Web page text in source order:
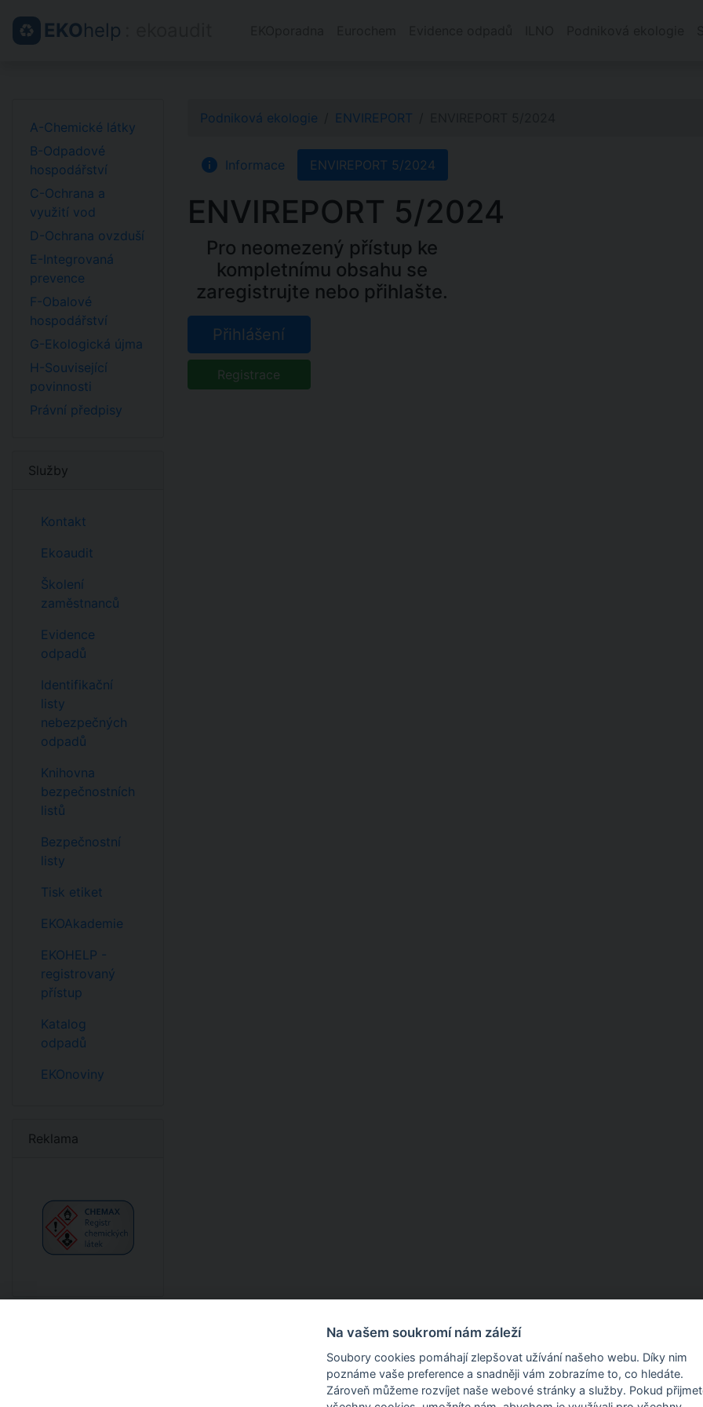
EKOhelp
A-Chemické látky
B-Odpadové
hospodářství
C-Ochrana a
využití vod
D-Ochrana ovzduší
E-Integrovaná
prevence
F-Obalové
hospodářství
G-Ekologická újma
H-Související
povinnosti
Právní předpisy
Služby
Kontakt
Ekoaudit
Školení
zaměstnanců
Evidence
odpadů
Identifikační
listy
nebezpečných
odpadů
Knihovna
bezpečnostních
listů
Bezpečnostní
listy
Tisk etiket
EKOAkademie
EKOHELP -
registrovaný
přístup
Katalog
odpadů
EKOnoviny
Reklama
Podniková ekologie ENVIREPORT
info Informace ENVIREPORT 5/2024
ENVIREPORT 5/2024
Pro neomezený přístup ke
kompletnímu obsahu se
zaregistrujte nebo přihlašte.
Přihlášení
Registrace
Produkty a služby
Na vašem soukromí nám záleží
Soubory cookies pomáhají zlepšovat užívání našeho webu. Díky nim
poznáme vaše preference a snadněji vám zobrazíme to, co hledáte.
Zároveň můžeme rozvíjet naše webové stránky a služby. Pokud přijmete